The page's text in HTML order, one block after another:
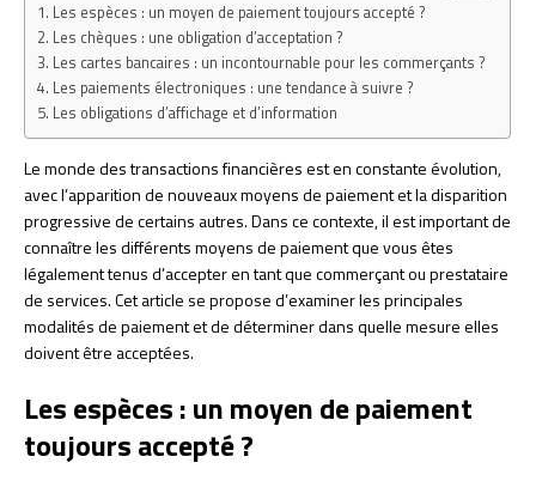
Les espèces : un moyen de paiement toujours accepté ?
Les chèques : une obligation d’acceptation ?
Les cartes bancaires : un incontournable pour les commerçants ?
Les paiements électroniques : une tendance à suivre ?
Les obligations d’affichage et d’information
Le monde des transactions financières est en constante évolution,
avec l’apparition de nouveaux moyens de paiement et la disparition
progressive de certains autres. Dans ce contexte, il est important de
connaître les différents moyens de paiement que vous êtes
légalement tenus d’accepter en tant que commerçant ou prestataire
de services. Cet article se propose d’examiner les principales
modalités de paiement et de déterminer dans quelle mesure elles
doivent être acceptées.
Les espèces : un moyen de paiement
toujours accepté ?